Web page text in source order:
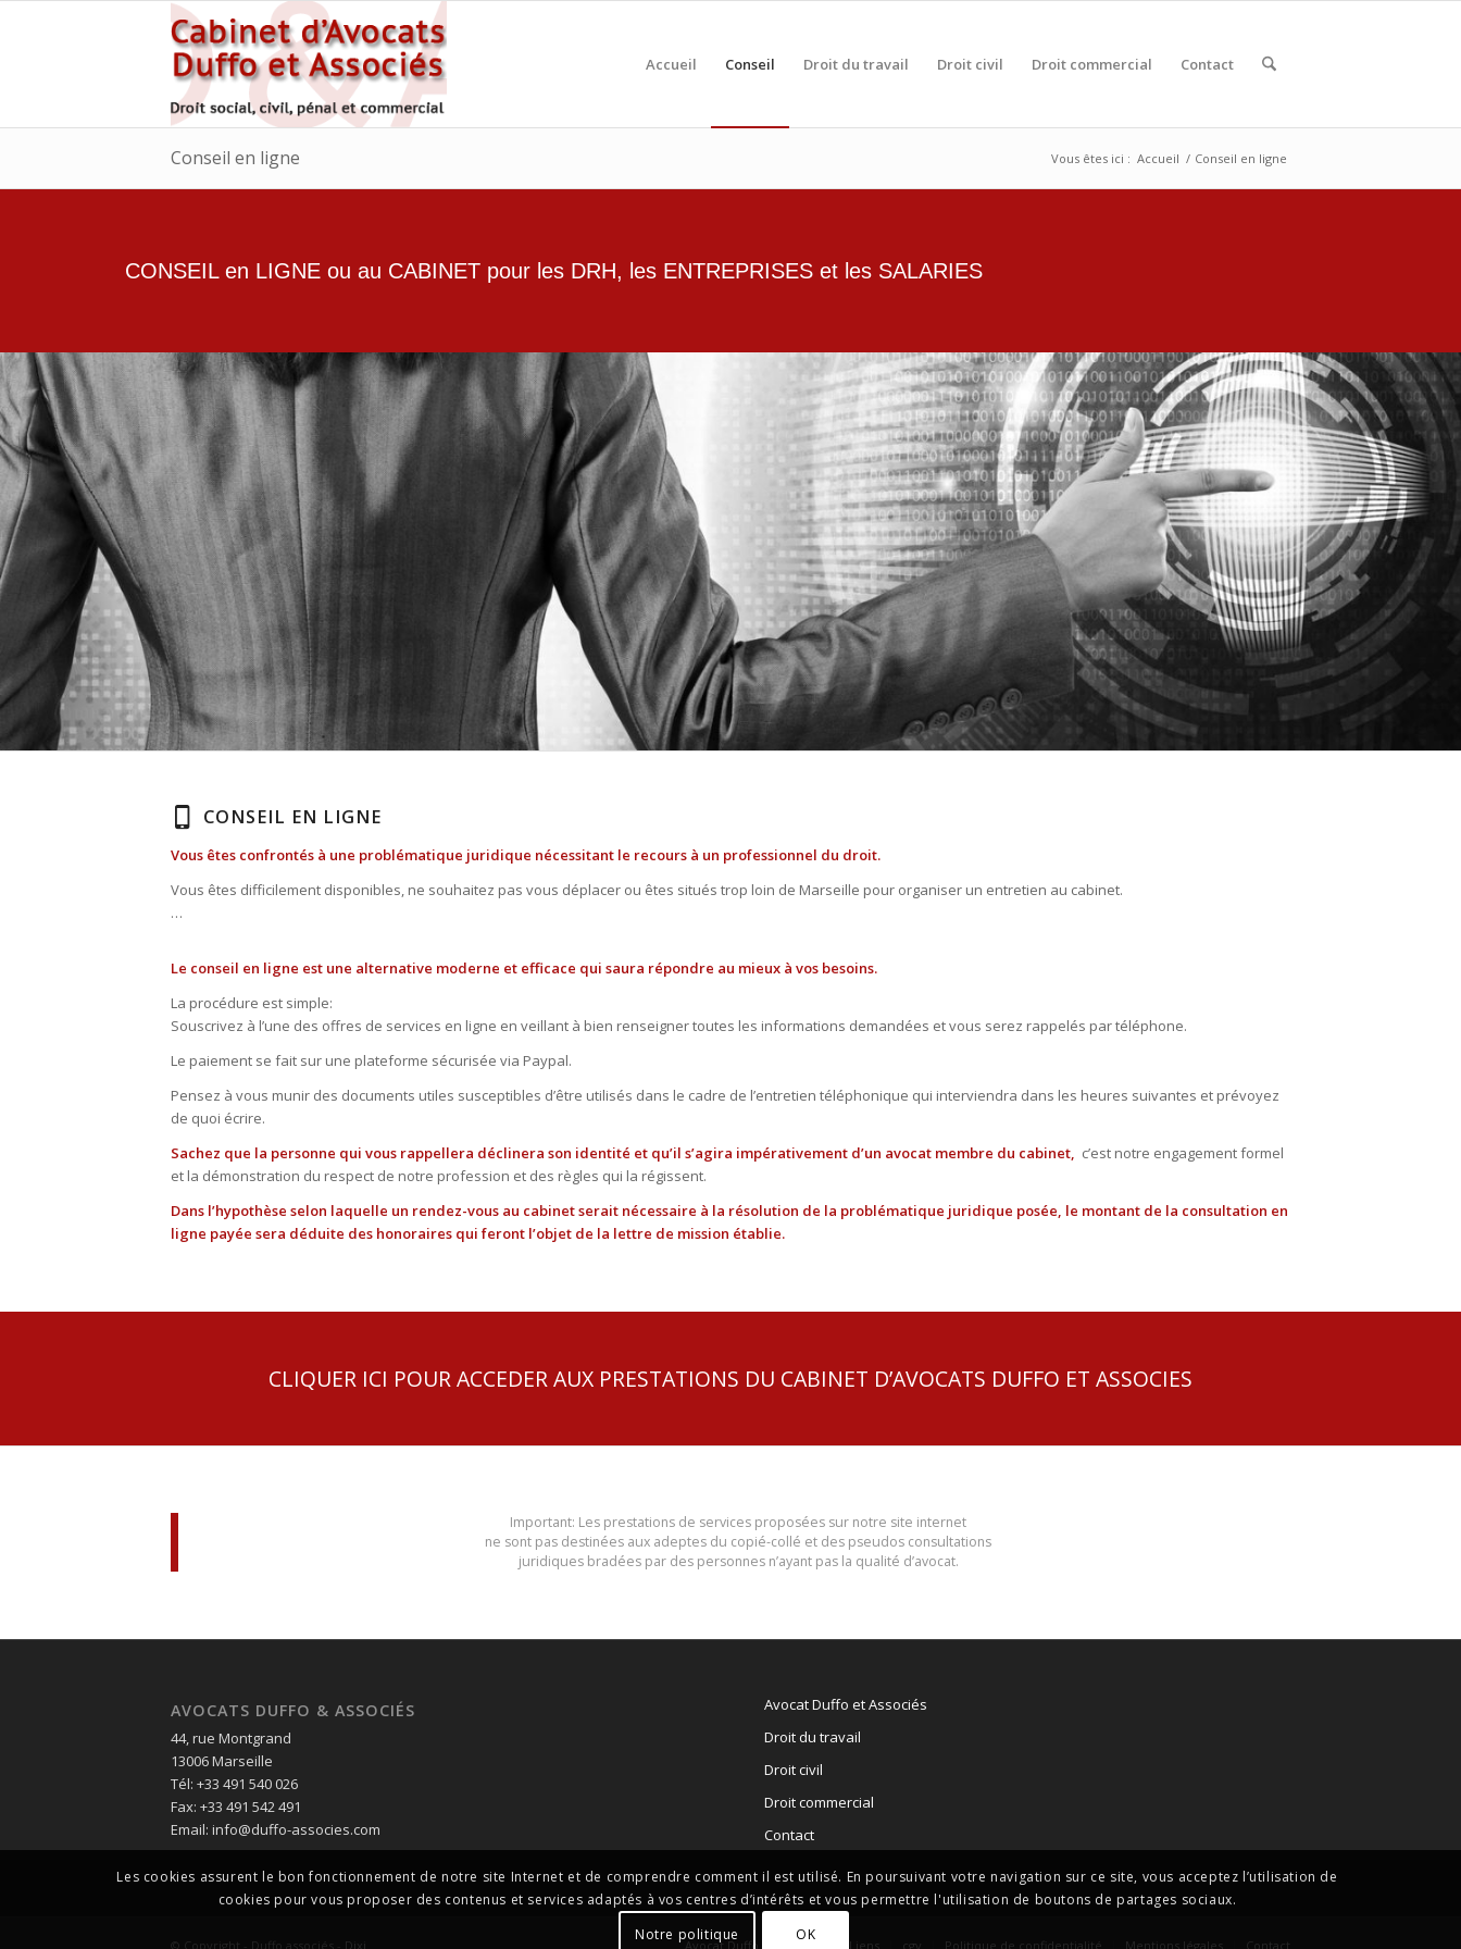
Accueil Conseil Droit du travail Droit civil Droit commercial Contact
Conseil en ligne Vous êtes ici : Accueil / Conseil en ligne
CONSEIL en LIGNE ou au CABINET pour les DRH, les ENTREPRISES et les SALARIES
CONSEIL EN LIGNE
Vous êtes confrontés à une problématique juridique nécessitant le recours à un professionnel du droit.
Vous êtes difficilement disponibles, ne souhaitez pas vous déplacer ou êtes situés trop loin de Marseille pour organiser un entretien au cabinet.
…
Le conseil en ligne est une alternative moderne et efficace qui saura répondre au mieux à vos besoins.
La procédure est simple:
Souscrivez à l’une des offres de services en ligne en veillant à bien renseigner toutes les informations demandées et vous serez rappelés par téléphone.
Le paiement se fait sur une plateforme sécurisée via Paypal.
Pensez à vous munir des documents utiles susceptibles d’être utilisés dans le cadre de l’entretien téléphonique qui interviendra dans les heures suivantes et prévoyez
de quoi écrire.
Sachez que la personne qui vous rappellera déclinera son identité et qu’il s’agira impérativement d’un avocat membre du cabinet, c’est notre engagement formel
et la démonstration du respect de notre profession et des règles qui la régissent.
Dans l’hypothèse selon laquelle un rendez-vous au cabinet serait nécessaire à la résolution de la problématique juridique posée, le montant de la consultation en
ligne payée sera déduite des honoraires qui feront l’objet de la lettre de mission établie.
CLIQUER ICI POUR ACCEDER AUX PRESTATIONS DU CABINET D’AVOCATS DUFFO ET ASSOCIES
Important: Les prestations de services proposées sur notre site internet
ne sont pas destinées aux adeptes du copié-collé et des pseudos consultations
juridiques bradées par des personnes n’ayant pas la qualité d’avocat.
AVOCATS DUFFO & ASSOCIÉS
44, rue Montgrand
13006 Marseille
Tél: +33 491 540 026
Fax: +33 491 542 491
Email: info@duffo-associes.com
Avocat Duffo et Associés
Droit du travail
Droit civil
Droit commercial
Contact
© Copyright - Duffo associés - Dixi Avocat Duffo et Associés Liens cgv Politique de confidentialité Mentions légales Contact
Les cookies assurent le bon fonctionnement de notre site Internet et de comprendre comment il est utilisé. En poursuivant votre navigation sur ce site, vous acceptez l’utilisation de
cookies pour vous proposer des contenus et services adaptés à vos centres d’intérêts et vous permettre l'utilisation de boutons de partages sociaux.
Notre politique
OK